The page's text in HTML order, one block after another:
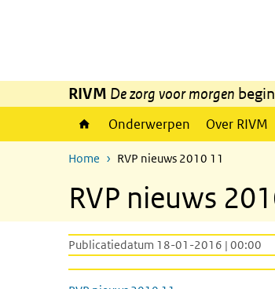
RIVM De zorg voor morgen
Onderwerpen Over RIVM
Home RVP nieuws 2010 11
RVP nieuws
Publicatiedatum 18-01-2016 | 00:00